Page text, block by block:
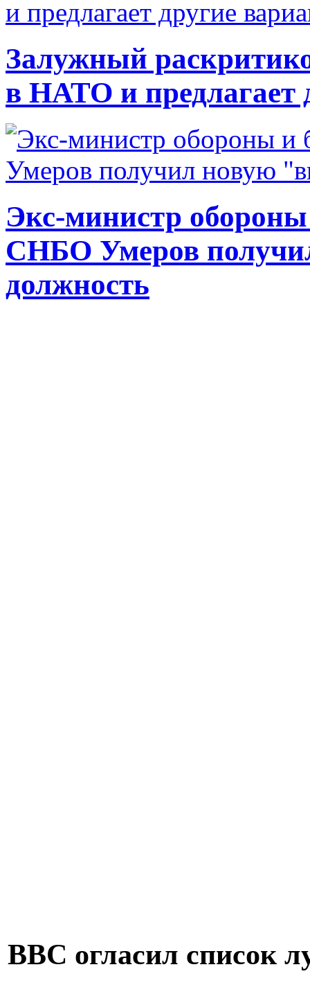
Залужный
в НАТО и предлагает
Экс-министр
СНБО Умеров
должность
BBC огласил список